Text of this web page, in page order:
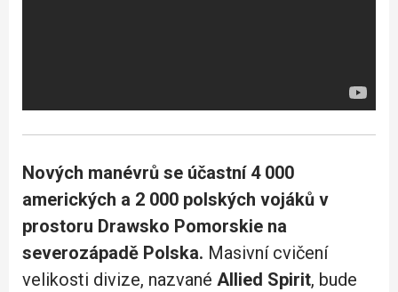
Nových manévrů se účastní 4 000
amerických a 2 000 polských vojáků v
prostoru Drawsko Pomorskie na
severozápadě Polska. Masivní cvičení
velikosti divize, nazvané Allied Spirit, bude